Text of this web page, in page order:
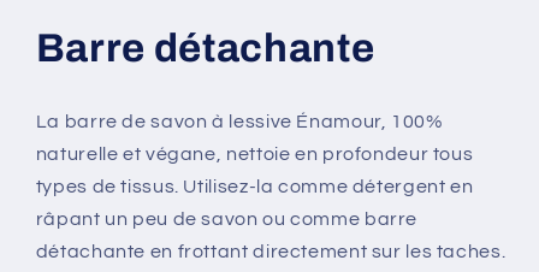
fenêtre
modale
Barre détachante
La barre de savon à lessive Énamour, 100%
naturelle et végane, nettoie en profondeur tous
types de tissus. Utilisez-la comme détergent en
râpant un peu de savon ou comme barre
détachante en frottant directement sur les taches.